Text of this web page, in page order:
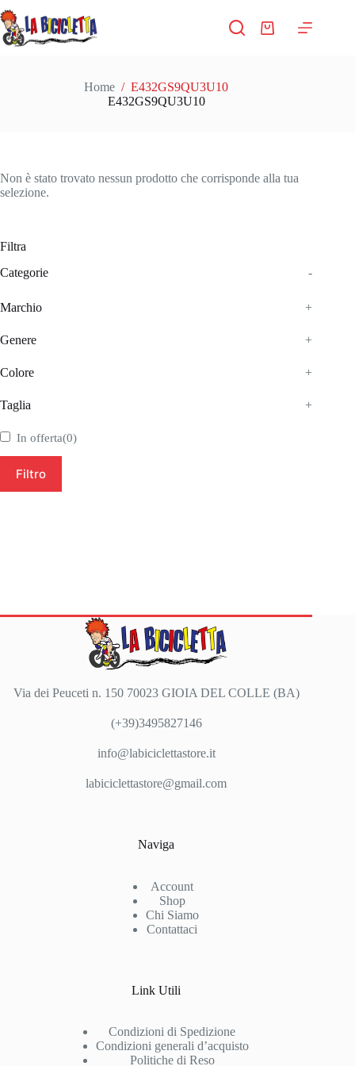
al
contenuto
Carrello
Home / E432GS9QU3U10
E432GS9QU3U10
Non è stato trovato nessun prodotto che corrisponde alla tua
selezione.
Filtra
Categorie
-
Marchio +
Genere +
Colore +
Taglia +
In offerta(0)
Filtro
Via dei Peuceti n. 150 70023 GIOIA DEL COLLE (BA)
(+39)3495827146
info@labiciclettastore.it
labiciclettastore@gmail.com
Naviga
Account
Shop
Chi Siamo
Contattaci
Link Utili
Condizioni di Spedizione
Condizioni generali d’acquisto
Politiche di Reso